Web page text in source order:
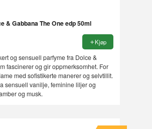
& Gabbana The One edp 50ml
Kjøp
og sensuell parfyme fra Dolce &
fascinerer og gir oppmerksomhet. For
med sofistikerte manerer og selvtillit.
sensuell vanilje, feminine liljer og
og musk.